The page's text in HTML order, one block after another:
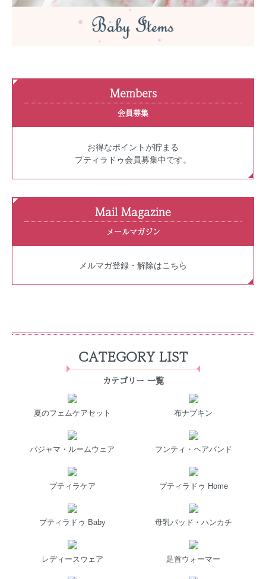
Members
会員募集
お得なポイントが貯まる
プティラドゥ会員募集中です。
Mail Magazine
メールマガジン
メルマガ登録・解除はこちら
CATEGORY LIST
カテゴリー 一覧
夏のフェムケアセット 布ナプキン
パジャマ・ルームウェア フンティ・ヘアバンド
プティラケア プティラドゥ Home
プティラドゥ Baby 母乳パッド・ハンカチ
レディースウェア 足首ウォーマー